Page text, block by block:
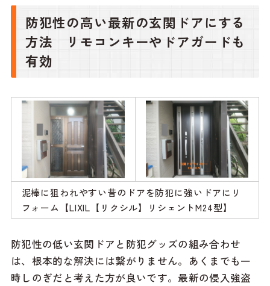
防犯性の高い最新の玄関ドアにする
方法 リモコンキーやドアガードも
有効
泥棒に狙われやすい昔のドアを防犯に強いドアにリ
フォーム【LIXIL【リクシル】リシェントM24型】
防犯性の低い玄関ドアと防犯グッズの組み合わせ
は、根本的な解決には繋がりません。あくまでも一
時しのぎだと考えた方が良いです。最新の侵入強盗